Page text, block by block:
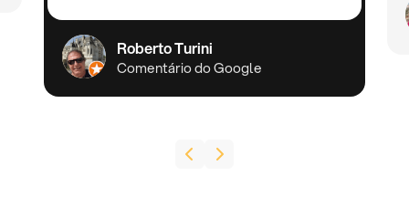
Roberto Turini
Comentário do Google